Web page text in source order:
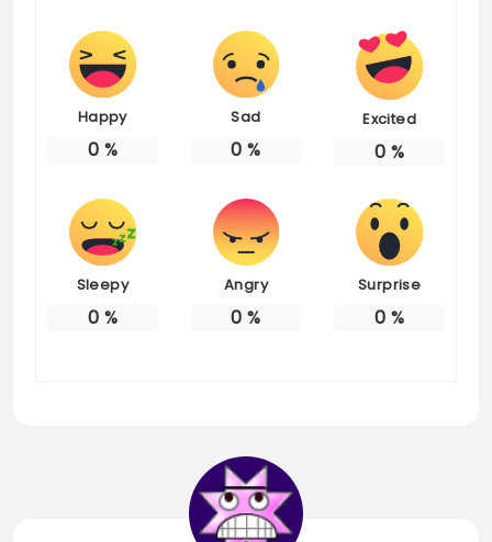
Happy
0 %
Sad
0 %
Excited
0 %
Sleepy
0 %
Angry
0 %
Surprise
0 %